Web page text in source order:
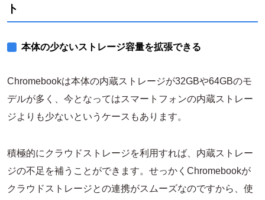
ト
本体の少ないストレージ容量を拡張できる
Chromebookは本体の内蔵ストレージが32GBや64GBのモ
デルが多く、今となってはスマートフォンの内蔵ストレー
ジよりも少ないというケースもあります。
積極的にクラウドストレージを利用すれば、内蔵ストレー
ジの不足を補うことができます。せっかくChromebookが
クラウドストレージとの連携がスムーズなのですから、使